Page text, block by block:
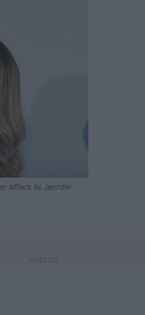
Affleck és Jennifer